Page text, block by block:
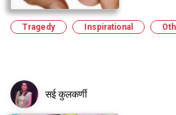
Tragedy Inspirational
सई कुलकर्णी